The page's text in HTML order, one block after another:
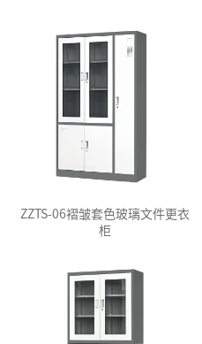
ZZTS-06褶皱套色玻璃文件更衣
柜